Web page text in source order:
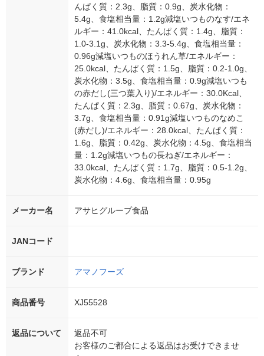
んぱく質：2.3g、脂質：0.9g、炭水化物：
5.4g、食塩相当量：1.2g減塩いつものなす/エネ
ルギー：41.0kcal、たんぱく質：1.4g、脂質：
1.0-3.1g、炭水化物：3.3-5.4g、食塩相当量：
0.96g減塩いつものほうれん草/エネルギー：
25.0kcal、たんぱく質：1.5g、脂質：0.2-1.0g、
炭水化物：3.5g、食塩相当量：0.9g減塩いつも
の赤だし(三つ葉入り)/エネルギー：30.0Kcal、
たんぱく質：2.3g、脂質：0.67g、炭水化物：
3.7g、食塩相当量：0.91g減塩いつものなめこ
(赤だし)/エネルギー：28.0kcal、たんぱく質：
1.6g、脂質：0.42g、炭水化物：4.5g、食塩相当
量：1.2g減塩いつもの長ねぎ/エネルギー：
33.0kcal、たんぱく質：1.7g、脂質：0.5-1.2g、
炭水化物：4.6g、食塩相当量：0.95g
メーカー名 アサヒグループ食品
JANコード
ブランド アマノフーズ
商品番号 XJ55528
返品について
返品不可
お客様のご都合による返品はお受けできませ